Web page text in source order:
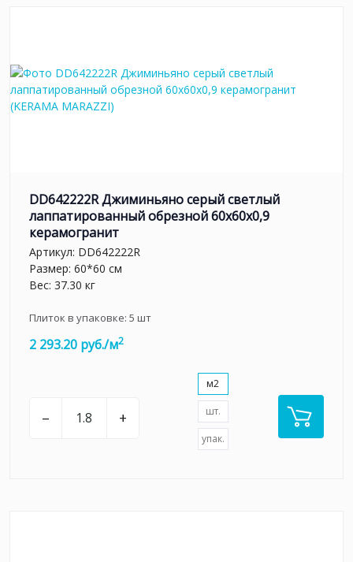
DD642222R Джиминьяно серый светлый
лаппатированный обрезной 60х60x0,9
керамогранит
Артикул: DD642222R
Размер: 60*60 см
Вес: 37.30 кг
Плиток в упаковке: 5 шт
2 293.20 руб./м2
– +
м2
шт.
упак.